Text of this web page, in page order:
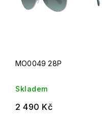
MO0049 28P
Skladem
2 490 Kč